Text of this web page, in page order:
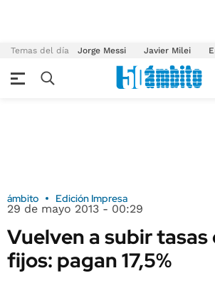
Temas del día Jorge Messi Javier Milei
ámbito Edición Impresa
29 de mayo 2013 - 00:29
Vuelven a subir tasas
fijos: pagan 17,5%